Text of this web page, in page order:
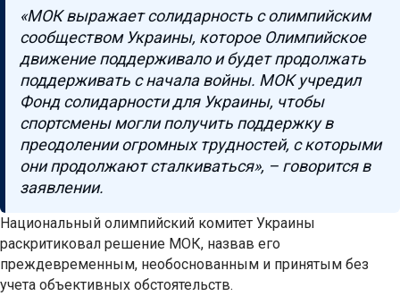
«МОК выражает солидарность с олимпийским
сообществом Украины, которое Олимпийское
движение поддерживало и будет продолжать
поддерживать с начала войны. МОК учредил
Фонд солидарности для Украины, чтобы
спортсмены могли получить поддержку в
преодолении огромных трудностей, с которыми
они продолжают сталкиваться», – говорится в
заявлении.
Национальный олимпийский комитет Украины
раскритиковал решение МОК, назвав его
преждевременным, необоснованным и принятым без
учета объективных обстоятельств.